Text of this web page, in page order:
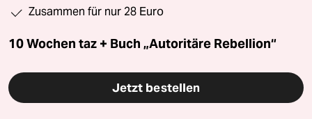
Zusammen für nur 28 Euro
10 Wochen taz + Buch „Autoritäre Rebellion“
Jetzt bestellen